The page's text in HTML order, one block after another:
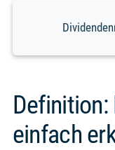
einfach